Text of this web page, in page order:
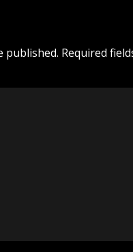
published. Required